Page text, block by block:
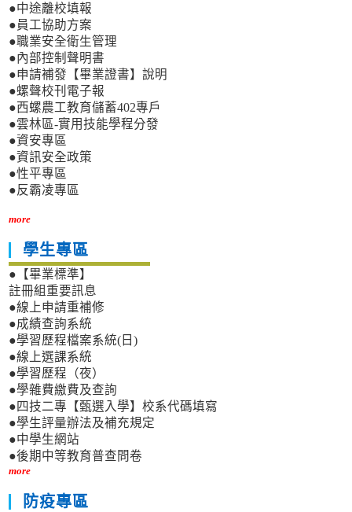
●中途離校填報
●員工協助方案
●職業安全衛生管理
●內部控制聲明書
●申請補發【畢業證書】說明
●螺聲校刊電子報
●西螺農工教育儲蓄402專戶
●雲林區-實用技能學程分發
●資安專區
●資訊安全政策
●性平專區
●反霸凌專區
more
學生專區
●【畢業標準】
註冊組重要訊息
●線上申請重補修
●成績查詢系統
●學習歷程檔案系統(日)
●線上選課系統
●學習歷程（夜）
●學雜費繳費及查詢
●四技二專【甄選入學】校系代碼填寫
●學生評量辦法及補充規定
●中學生網站
●後期中等教育普查問卷
more
防疫專區